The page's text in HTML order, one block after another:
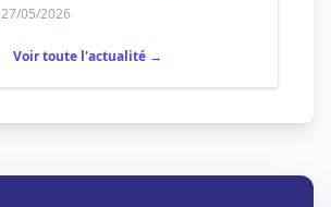
27/05/2026
Voir toute l'actualité →